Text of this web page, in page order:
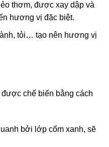
thơm, được xay dập và
hương vị đặc biệt.
tỏi… tạo nên hương vị
chế biến bằng cách
bởi lớp cốm xanh, sẽ